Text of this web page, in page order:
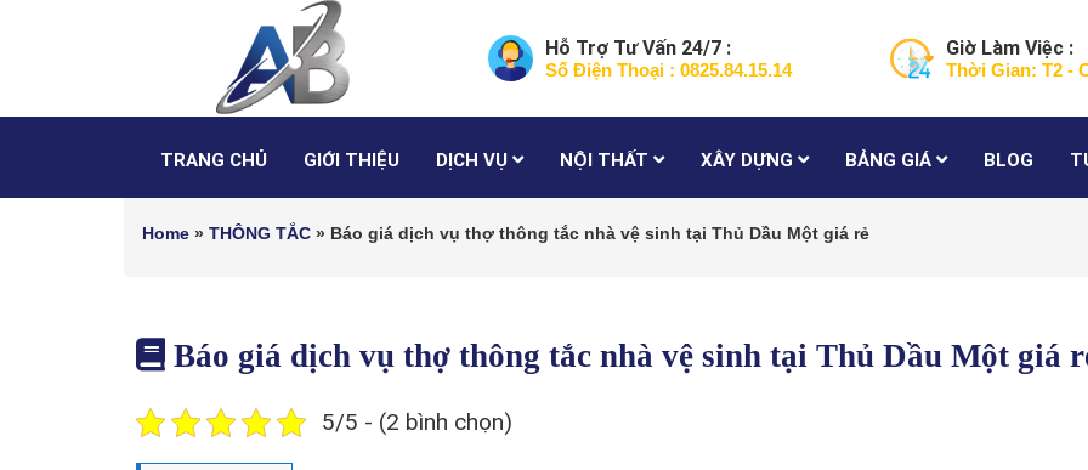
Hỗ Trợ Tư Vấn 24/7 :
Số Điện Thoại : 0825.84.15.14
Giờ Làm Việc :
Thời Gian: T2 -
TRANG CHỦ GIỚI THIỆU DỊCH VỤ NỘI THẤT XÂY DỰNG BẢNG GIÁ BLOG
Home » THÔNG TẮC » Báo giá dịch vụ thợ thông tắc nhà vệ sinh tại Thủ Dầu Một giá rẻ
Báo giá dịch vụ thợ thông tắc nhà vệ sinh tại Thủ Dầu Một giá
5/5 - (2 bình chọn)